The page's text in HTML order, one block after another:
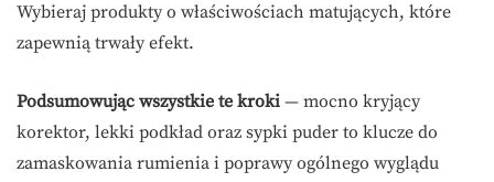
Wybieraj produkty o właściwościach matujących, które
zapewnią trwały efekt.
Podsumowując wszystkie te kroki — mocno kryjący
korektor, lekki podkład oraz sypki puder to klucze do
zamaskowania rumienia i poprawy ogólnego wyglądu